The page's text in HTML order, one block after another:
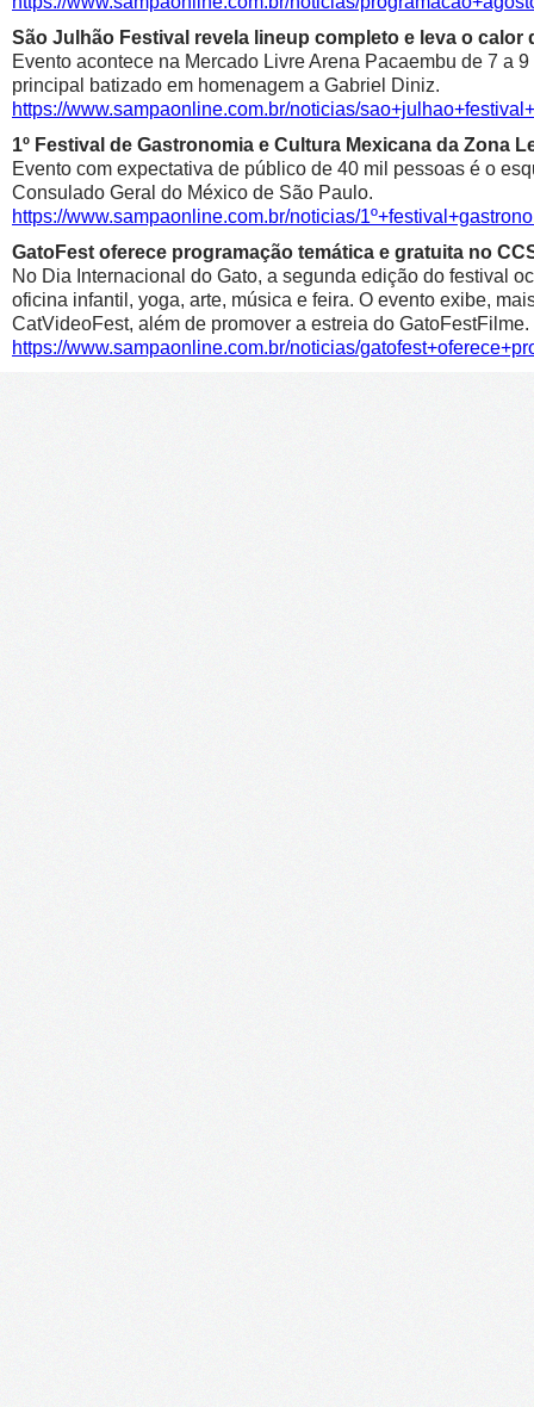
São Julhão Festival revela lineup completo e leva o calor
Evento acontece na Mercado Livre Arena Pacaembu de 7 a
principal batizado em homenagem a Gabriel Diniz.
https://www.sampaonline.com.br/noticias/
1º Festival de Gastronomia e Cultura Mexicana da Zona
Evento com expectativa de público de 40 mil pessoas é o
Consulado Geral do México de São Paulo.
https://www.sampaonline.com.br/noticias/
GatoFest oferece programação temática e gratuita no
No Dia Internacional do Gato, a segunda edição do festival
oficina infantil, yoga, arte, música e feira. O evento exibe,
CatVideoFest, além de promover a estreia do GatoFestFilme.
https://www.sampaonline.com.br/noticias/